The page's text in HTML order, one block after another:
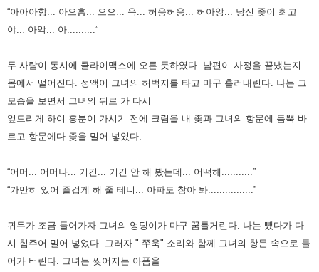
“아아아항... 아으흥... 으으... 윽... 허응허응... 허아앙... 당신 좆이 최고
야... 아악... 아..........”
두 사람이 동시에 클라이맥스에 오른 듯하였다. 남편이 사정을 끝냈는지
몸에서 떨어진다. 정액이 그녀의 허벅지를 타고 마구 흘러내린다. 나는 그
모습을 보면서 그녀의 뒤로 가 다시
엎드리게 하여 흥분이 가시기 전에 크림을 내 좆과 그녀의 항문에 듬뿍 바
르고 항문에다 좆을 밀어 넣었다.
“어머... 어머나... 거긴... 거긴 안 해 봤는데... 어떡해...........”
“가만히 있어 즐겁게 해 줄 테니... 아파도 참아 봐................”
귀두가 조금 들어가자 그녀의 엉덩이가 마구 꿈틀거린다. 나는 뺐다가 다
시 힘주어 밀어 넣었다.
그러자 " 쭈욱" 소리와 함께 그녀의 항문 속으로 들
어가 버린다.
그녀는 찢어지는 아픔을